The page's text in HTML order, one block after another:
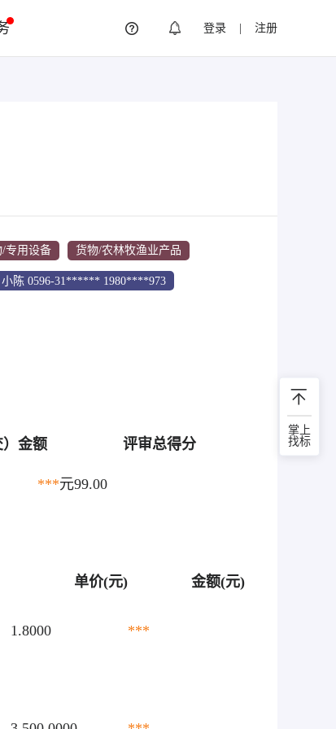
注册
登录
/专用设备 货物/农林牧渔业产品
小陈 0596-31****** 1980****973
金额 评审总得分
***元99.00
单价(元) 金额(元)
1.8000 ***
掌上
找标